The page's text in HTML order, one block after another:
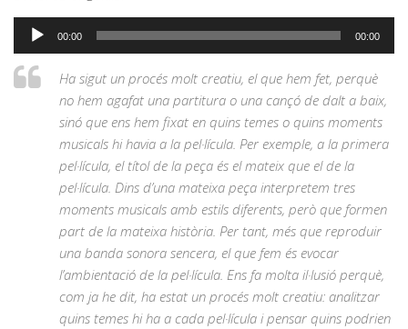
Reproductor
00:00 00:00
Ha sigut un procés molt creatiu, el que hem fet, perquè
no hem agafat una partitura o una cançó de dalt a baix,
sinó que ens hem fixat en quins temes o quins moments
musicals hi havia a la pel·lícula. Per exemple, a la primera
pel·lícula, el títol de la peça és el mateix que el de la
pel·lícula. Dins d’una mateixa peça interpretem tres
moments musicals amb estils diferents, però que formen
part de la mateixa història. Per tant, més que reproduir
una banda sonora sencera, el que fem és evocar
l’ambientació de la pel·lícula. Ens fa molta il·lusió perquè,
com ja he dit, ha estat un procés molt creatiu: analitzar
quins temes hi ha a cada pel·lícula i pensar quins podrien